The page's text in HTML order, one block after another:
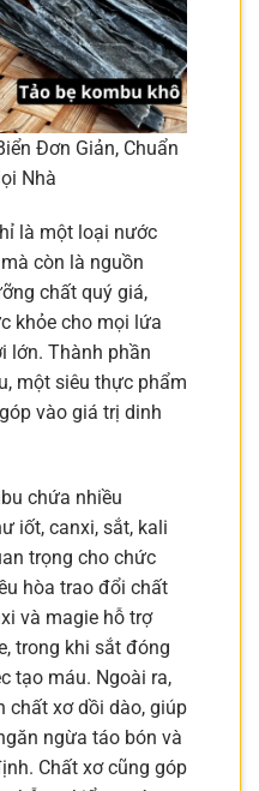
Đơn Giản, Chuẩn
Nhà
là một loại nước
còn là nguồn
chất quý giá,
khỏe cho mọi lứa
lớn. Thành phần
một siêu thực phẩm
vào giá trị dinh
chứa nhiều
iốt, canxi, sắt, kali
trọng cho chức
hòa trao đổi chất
và magie hỗ trợ
trong khi sắt đóng
tạo máu. Ngoài ra,
chất xơ dồi dào, giúp
ngừa táo bón và
Chất xơ cũng góp